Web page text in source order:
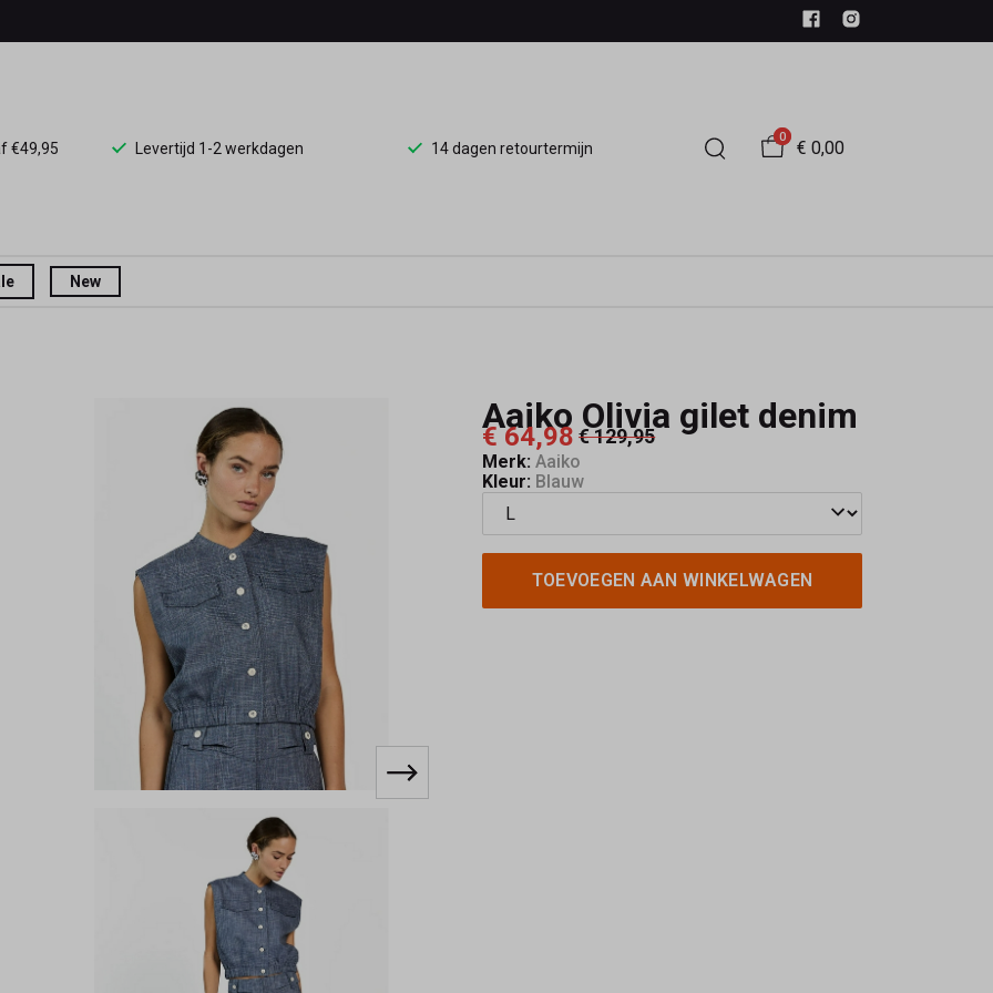
€49,95 Levertijd 1-2 werkdagen 14 dagen retourtermijn
0
€ 0,00
New
Aaiko Olivia gilet denim
€ 64,98 € 129,95
Merk: Aaiko
Kleur: Blauw
TOEVOEGEN AAN WINKELWAGEN